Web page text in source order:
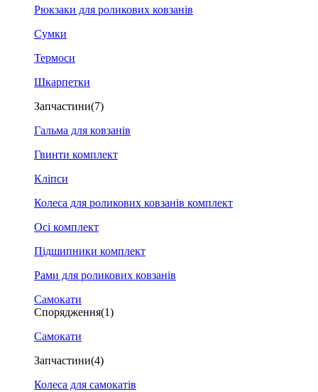
Рюкзаки для роликових ковзанів
Сумки
Термоси
Шкарпетки
Запчастини(7)
Гальма для ковзанів
Гвинти комплект
Кліпси
Колеса для роликових ковзанів комплект
Осі комплект
Підшипники комплект
Рами для роликових ковзанів
Самокати
Спорядження(1)
Самокати
Запчастини(4)
Колеса для самокатів